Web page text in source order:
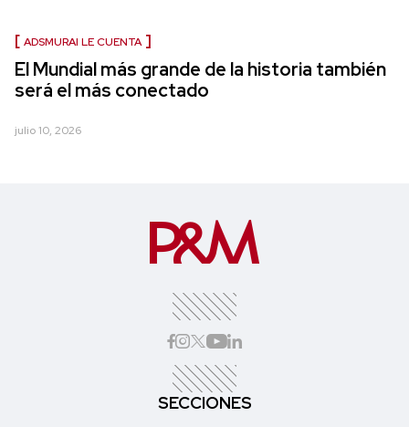
ADSMURAI LE CUENTA
El Mundial más grande de la historia también
será el más conectado
julio 10, 2026
SECCIONES